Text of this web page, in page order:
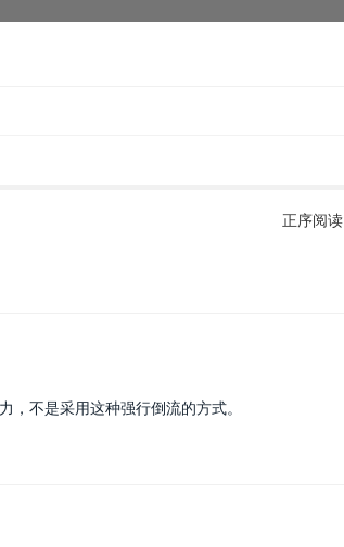
正序阅读
不是采用这种强行倒流的方式。